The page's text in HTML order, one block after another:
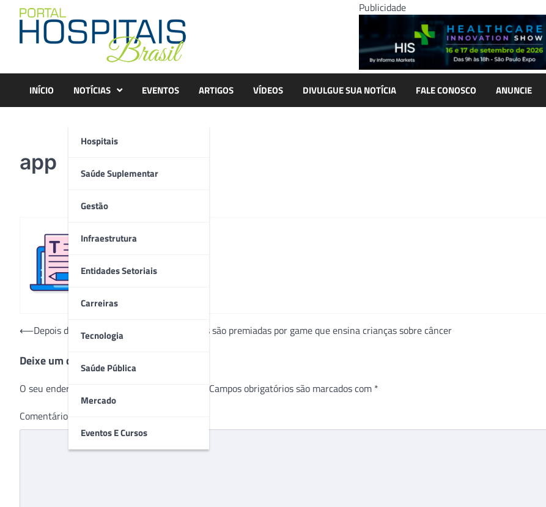
content
Publicidade
INÍCIO NOTÍCIAS
Hospitais
Saúde Suplementar
Gestão
Infraestrutura
Entidades Setoriais
Carreiras
Tecnologia
Saúde Pública
Mercado
Eventos E Cursos
EVENTOS ARTIGOS VÍDEOS DIVULGUE SUA NOTÍCIA FALE CONOSCO ANUNCIE
app
Navegação
Post
⟵Depois de vencer doença, empreendedoras são premiadas por game que ensina crianças sobre câncer
Deixe um comentário
O seu endereço de e-mail não será publicado. Campos obrigatórios são marcados com *
Comentário